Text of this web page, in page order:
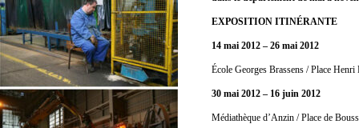
EXPOSITION ITINÉRANTE
14 mai 2012 – 26 mai 2012
École Georges Brassens / Place
30 mai 2012 – 16 juin 2012
Médiathèque d’Anzin / Place de